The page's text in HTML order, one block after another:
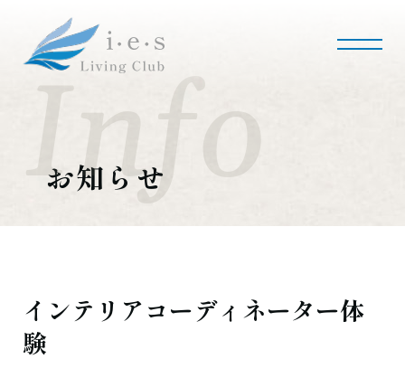
お知らせ
インテリアコーディネーター体
験
i・e・sリビング倶楽部について
事業内容
会社概要
施工事例・実績
マンションリノベーション
採用情報